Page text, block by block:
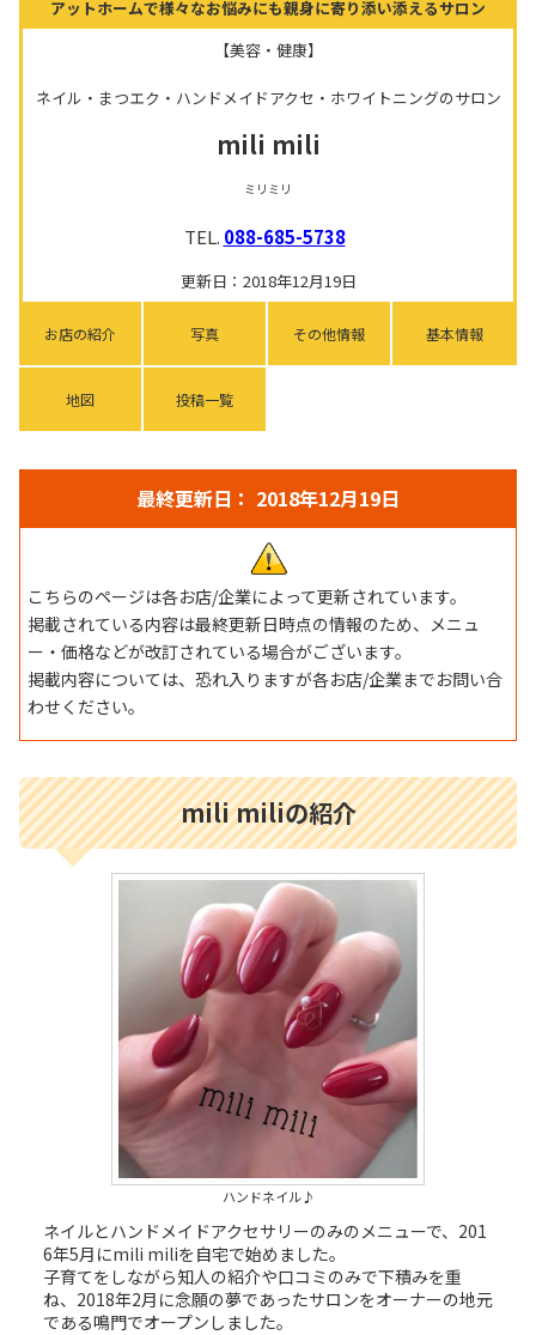
アットホームで様々なお悩みにも親身に寄り添い添えるサロン
【美容・健康】
ネイル・まつエク・ハンドメイドアクセ・ホワイトニングのサロン
mili mili
ミリミリ
TEL. 088-685-5738
更新日：2018年12月19日
お店の紹介 写真 その他情報 基本情報
地図 投稿一覧
最終更新日： 2018年12月19日
こちらのページは各お店/企業によって更新されています。
掲載されている内容は最終更新日時点の情報のため、メニュ
ー・価格などが改訂されている場合がございます。
掲載内容については、恐れ入りますが各お店/企業までお問い合
わせください。
mili miliの紹介
ハンドネイル♪
ネイルとハンドメイドアクセサリーのみのメニューで、201
6年5月にmili miliを自宅で始めました。
子育てをしながら知人の紹介や口コミのみで下積みを重
ね、2018年2月に念願の夢であったサロンをオーナーの地元
である鳴門でオープンしました。